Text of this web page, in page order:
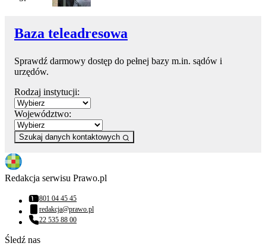
Baza teleadresowa
Sprawdź darmowy dostęp do pełnej bazy m.in. sądów i
urzędów.
Rodzaj instytucji:
Województwo:
Szukaj danych kontaktowych
Redakcja serwisu Prawo.pl
Numer telefonu:
801 04 45 45
Adres email:
redakcja@prawo.pl
Numer telefonu:
22 535 88 00
Śledź nas